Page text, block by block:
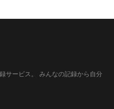
サービス。
みんなの記録から自分